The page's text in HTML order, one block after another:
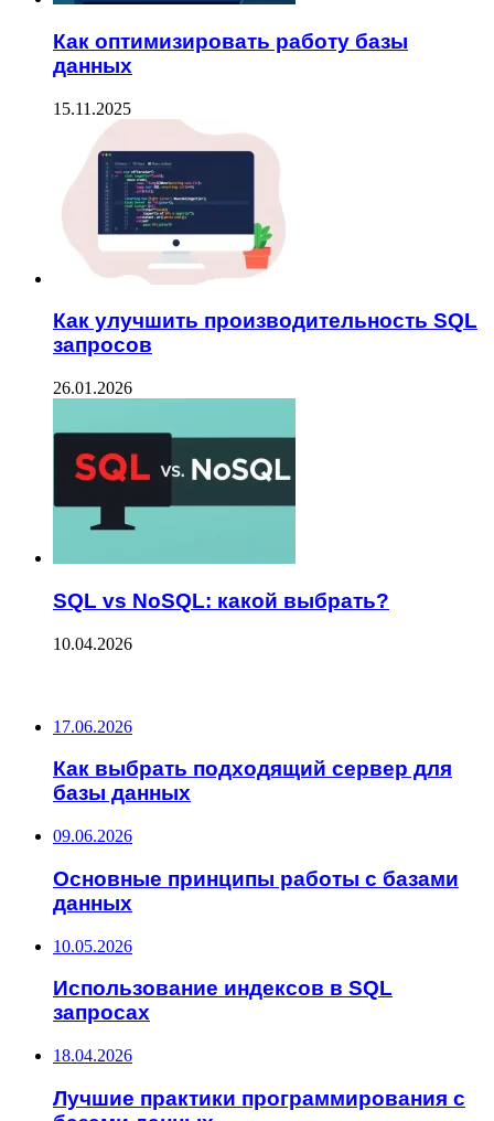
Как оптимизировать работу базы
данных
15.11.2025
Как улучшить производительность SQL
запросов
26.01.2026
SQL vs NoSQL: какой выбрать?
10.04.2026
17.06.2026
Как выбрать подходящий сервер для
базы данных
09.06.2026
Основные принципы работы с базами
данных
10.05.2026
Использование индексов в SQL
запросах
18.04.2026
Лучшие практики программирования с